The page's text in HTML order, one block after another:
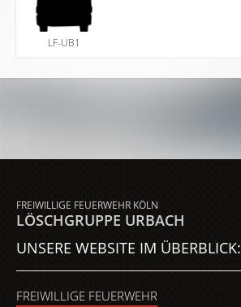
LF-UB1
FREIWILLIGE FEUERWEHR KÖLN
LÖSCHGRUPPE URBACH
UNSERE WEBSITE IM ÜBERBLICK:
FREIWILLIGE FEUERWEHR